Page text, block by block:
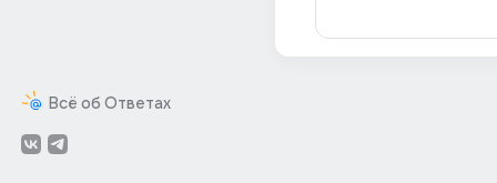
Всё об Ответах